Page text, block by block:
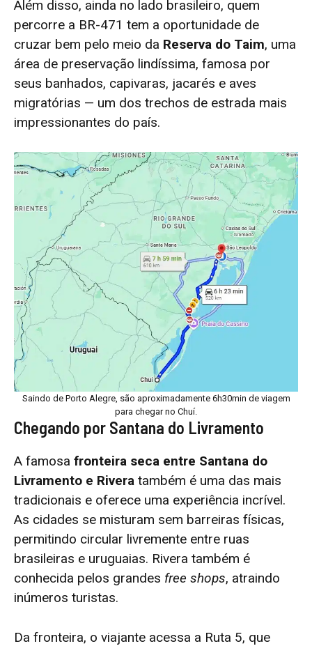
Além disso, ainda no lado brasileiro, quem
percorre a BR-471 tem a oportunidade de
cruzar bem pelo meio da Reserva do Taim, uma
área de preservação lindíssima, famosa por
seus banhados, capivaras, jacarés e aves
migratórias — um dos trechos de estrada mais
impressionantes do país.
Saindo de Porto Alegre, são aproximadamente 6h30min de viagem
para chegar no Chuí.
Chegando por Santana do Livramento
A famosa fronteira seca entre Santana do
Livramento e Rivera também é uma das mais
tradicionais e oferece uma experiência incrível.
As cidades se misturam sem barreiras físicas,
permitindo circular livremente entre ruas
brasileiras e uruguaias. Rivera também é
conhecida pelos grandes free shops, atraindo
inúmeros turistas.
Da fronteira, o viajante acessa a Ruta 5, que